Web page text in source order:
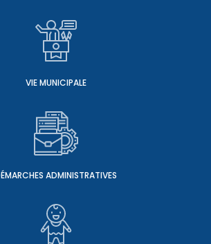
VIE MUNICIPALE
ADMINISTRATIVES